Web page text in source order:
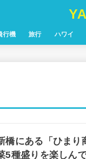
行機 旅行 ハワイ
橋にある「ひまり
5種盛りを楽しんで